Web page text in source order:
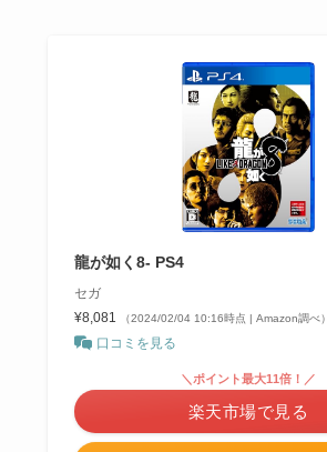
龍が如く8- PS4
セガ
¥8,081
（2024/02/04 10:16時点 | Amazon調べ）
口コミを見る
＼ポイント最大11倍！／
楽天市場で見る